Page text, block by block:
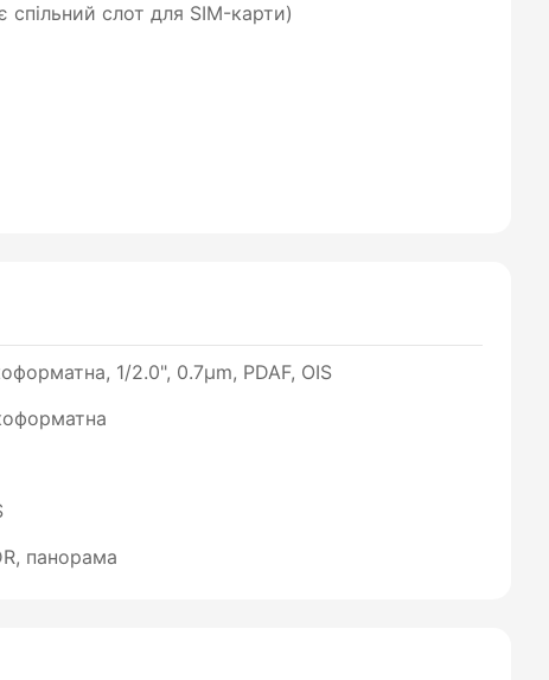
слот для SIM-карти)
1/2.0", 0.7µm, PDAF, OIS
панорама